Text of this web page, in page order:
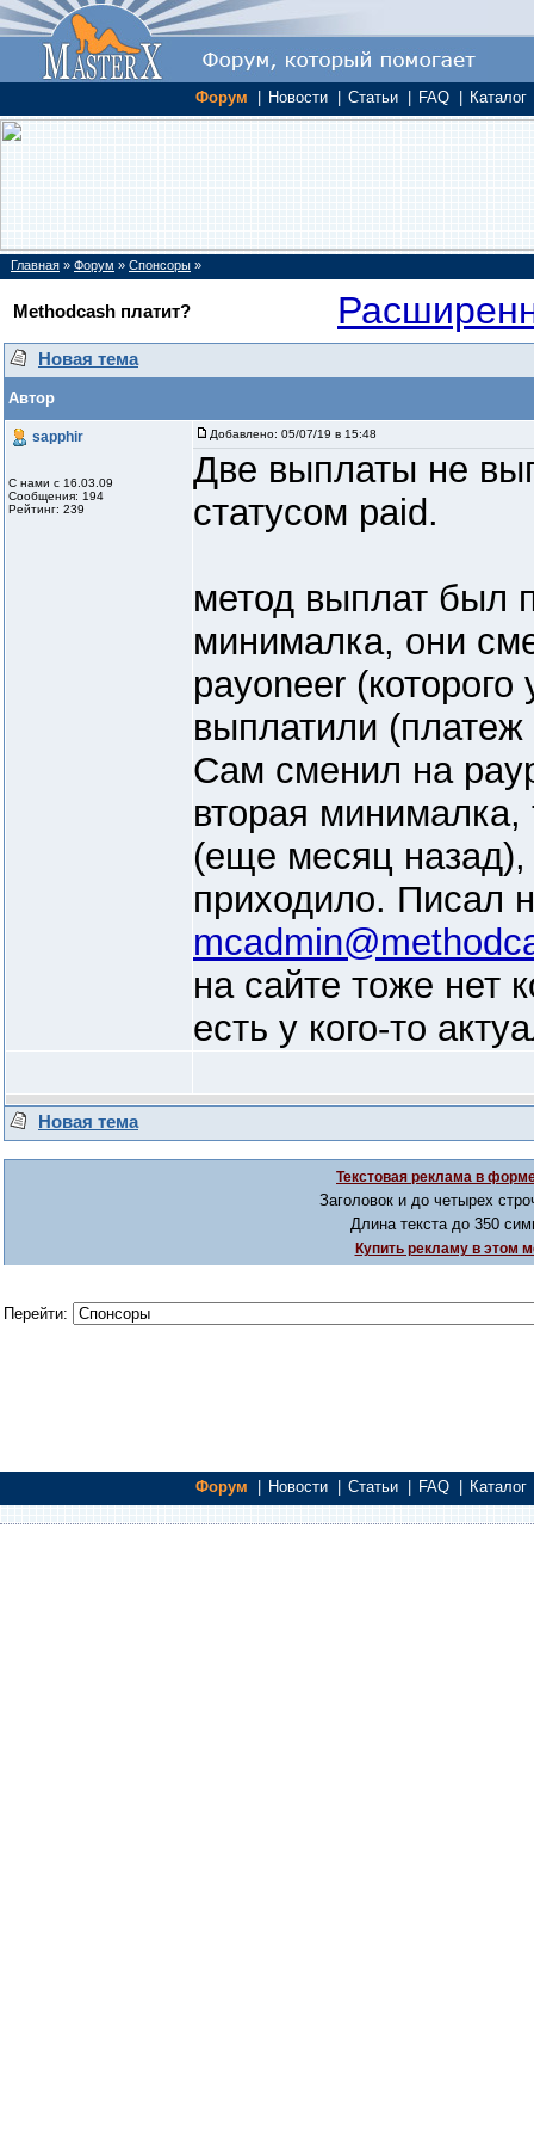
Форум Новости Статьи FAQ Каталог
Главная » Форум » Спонсоры »
Methodcash платит?
Новая тема
Автор
sapphir
С нами с 16.03.09
Сообщения: 194
Рейтинг: 239
Добавлено: 05/07/19 в 15:48
Две выплаты не
статусом paid.
метод выплат был
минималка, они
payoneer
выплатили
Сам сменил на
вторая минималка,
(еще месяц назад),
приходило. Писал
на сайте тоже нет
есть у кого-то
Новая тема
Текстовая реклама в
Заголовок и до четырех
Длина текста до 350
Купить рекламу в этом
Перейти:
Форум Новости Статьи FAQ Каталог